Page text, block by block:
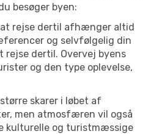
besøger byen:
rejse dertil afhænger altid
og selvfølgelig din
dertil. Overvej byens
og den type oplevelse,
skarer i løbet af
men atmosfæren vil også
kulturelle og turistmæssige